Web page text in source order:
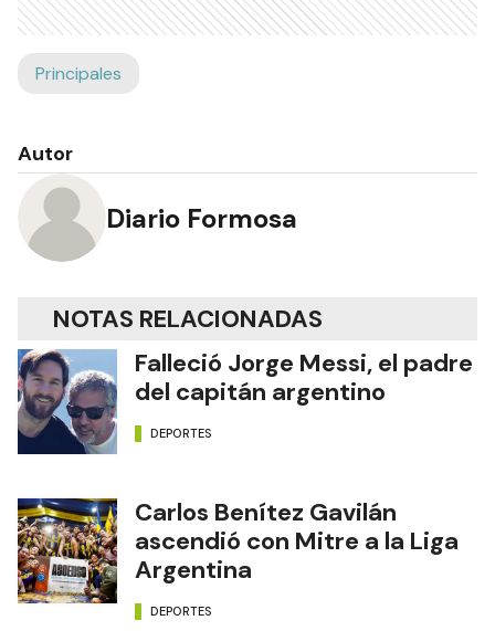
Principales
Autor
Diario Formosa
NOTAS RELACIONADAS
Falleció Jorge Messi, el padre
del capitán argentino
DEPORTES
Carlos Benítez Gavilán
ascendió con Mitre a la Liga
Argentina
DEPORTES